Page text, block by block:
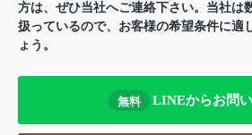
方は、ぜひ当社へご連絡下さい。当社は
扱っているので、お客様の希望条件に適
ょう。
無料 LINEからお問